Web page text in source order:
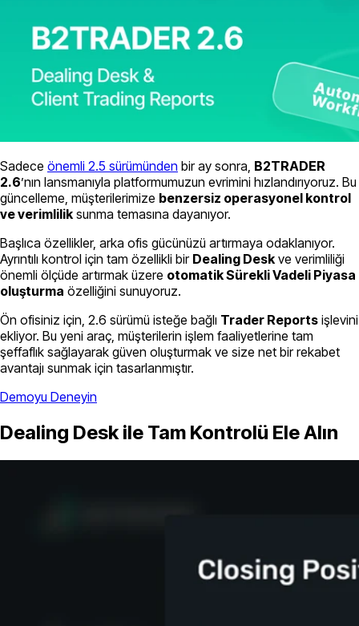
Sadece önemli 2.5 sürümünden bir ay sonra, B2TRADER
2.6’nın lansmanıyla platformumuzun evrimini hızlandırıyoruz. Bu
güncelleme, müşterilerimize benzersiz operasyonel kontrol
ve verimlilik sunma temasına dayanıyor.
Başlıca özellikler, arka ofis gücünüzü artırmaya odaklanıyor.
Ayrıntılı kontrol için tam özellikli bir Dealing Desk ve verimliliği
önemli ölçüde artırmak üzere otomatik Sürekli Vadeli Piyasa
oluşturma özelliğini sunuyoruz.
Ön ofisiniz için, 2.6 sürümü isteğe bağlı Trader Reports işlevini
ekliyor. Bu yeni araç, müşterilerin işlem faaliyetlerine tam
şeffaflık sağlayarak güven oluşturmak ve size net bir rekabet
avantajı sunmak için tasarlanmıştır.
Demoyu Deneyin
Dealing Desk ile Tam Kontrolü Ele Alın